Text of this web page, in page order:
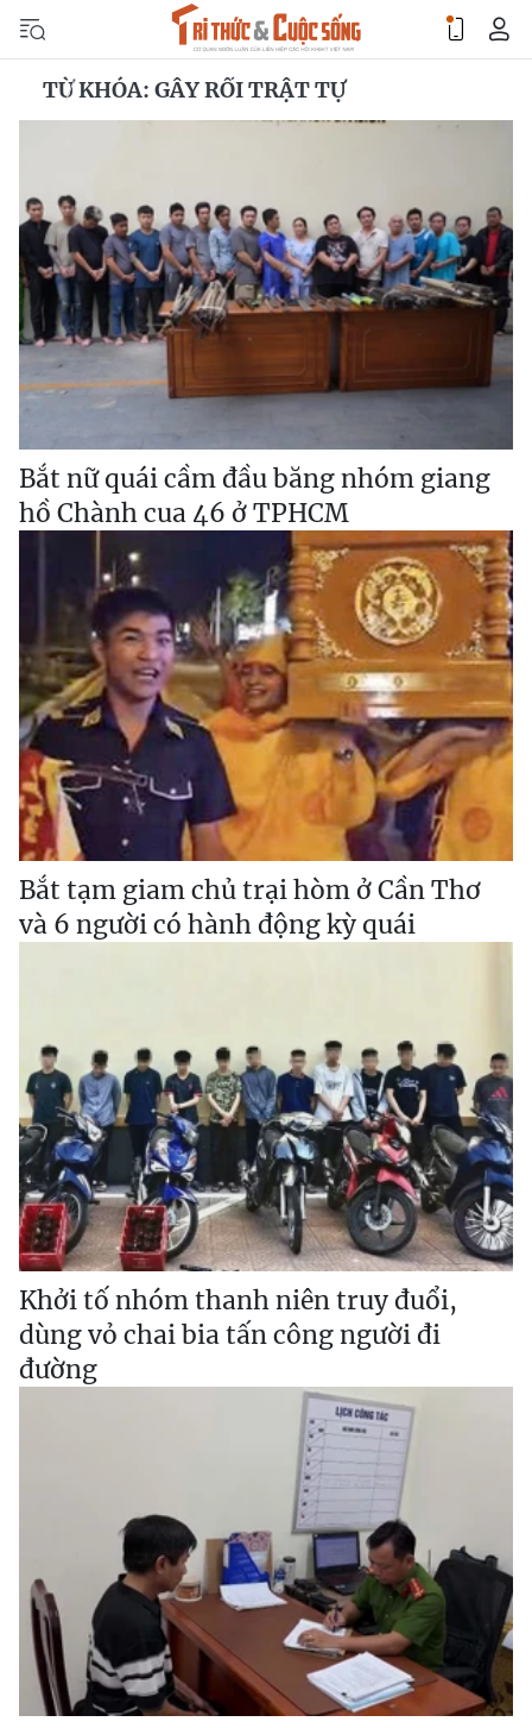
TỪ KHÓA: GÂY RỐI TRẬT TỰ
Bắt nữ quái cầm đầu băng nhóm giang
hồ Chành cua 46 ở TPHCM
Bắt tạm giam chủ trại hòm ở Cần Thơ
và 6 người có hành động kỳ quái
Khởi tố nhóm thanh niên truy đuổi,
dùng vỏ chai bia tấn công người đi
đường